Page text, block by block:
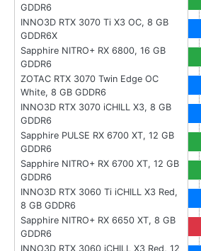
GDDR6
INNO3D RTX 3070 Ti X3 OC, 8 GB
GDDR6X
Sapphire NITRO+ RX 6800, 16 GB
GDDR6
ZOTAC RTX 3070 Twin Edge OC
White, 8 GB GDDR6
INNO3D RTX 3070 iCHILL X3, 8 GB
GDDR6
Sapphire PULSE RX 6700 XT, 12 GB
GDDR6
Sapphire NITRO+ RX 6700 XT, 12 GB
GDDR6
INNO3D RTX 3060 Ti iCHILL X3 Red,
8 GB GDDR6
Sapphire NITRO+ RX 6650 XT, 8 GB
GDDR6
INNO3D RTX 3060 iCHILL X3 Red, 12